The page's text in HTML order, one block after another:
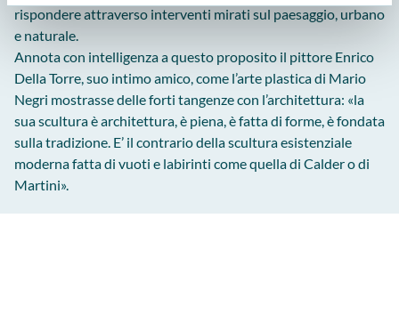
rispondere attraverso interventi mirati sul paesaggio, urbano
e naturale.
Annota con intelligenza a questo proposito il pittore Enrico
Della Torre, suo intimo amico, come l’arte plastica di Mario
Negri mostrasse delle forti tangenze con l’architettura: «la
sua scultura è architettura, è piena, è fatta di forme, è fondata
sulla tradizione. E’ il contrario della scultura esistenziale
moderna fatta di vuoti e labirinti come quella di Calder o di
Martini».